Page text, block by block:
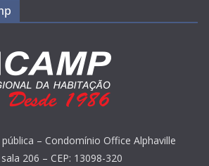
– Condomínio Office Alphaville
206 – CEP: 13098-320